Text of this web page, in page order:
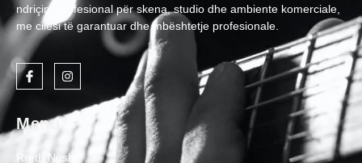
ndriçim profesional për skena, studio dhe ambiente komerciale,
me cilësi të garantuar dhe mbështetje profesionale.
Menu
Rreth Nesh